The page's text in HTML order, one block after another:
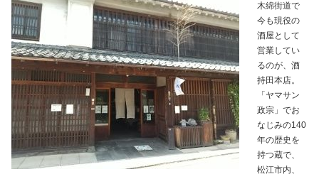
木綿街道で
今も現役の
酒屋として
営業してい
るのが、酒
持田本店。
「ヤマサン
政宗」でお
なじみの140
年の歴史を
持つ蔵で、
松江市内、